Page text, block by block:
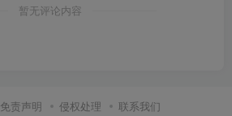
暂无评论内容
免责声明 侵权处理 联系我们